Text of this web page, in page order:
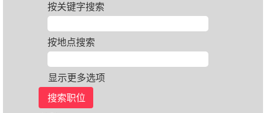
按关键字搜索
按地点搜索
显示更多选项